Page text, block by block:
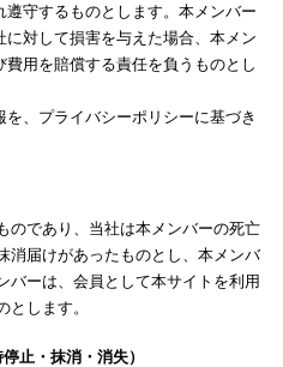
守するものとします。本メンバー
対して損害を与えた場合、本メン
用を賠償する責任を負うものとし
、プライバシーポリシーに基づき
のであり、当社は本メンバーの死亡
消届けがあったものとし、本メンバ
バーは、会員として本サイトを利用
します。
止・抹消・消失）